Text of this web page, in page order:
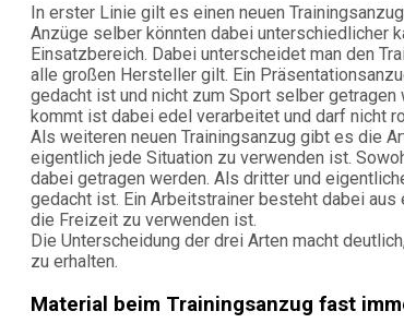
In erster Linie gilt es einen neuen
Anzüge selber könnten dabei unterschiedlicher
Einsatzbereich. Dabei unterscheidet man den
alle großen Hersteller gilt. Ein
gedacht ist und nicht zum Sport selber
kommt ist dabei edel verarbeitet und darf nicht
Als weiteren neuen Trainingsanzug gibt es die
eigentlich jede Situation zu verwenden ist.
dabei getragen werden. Als dritter und
gedacht ist. Ein Arbeitstrainer besteht dabei
die Freizeit zu verwenden ist.
Die Unterscheidung der drei Arten macht
zu erhalten.
Material beim Trainingsanzug fast